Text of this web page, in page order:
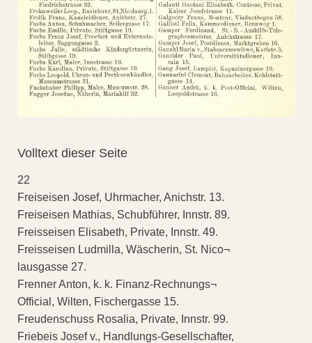
Volltext dieser Seite
22
Freiseisen Josef, Uhrmacher, Anichstr. 13.
Freiseisen Mathias, Schubführer, Innstr. 89.
Freisseisen Elisabeth, Private, Innstr. 49.
Freisseisen Ludmilla, Wäscherin, St. Nico¬
lausgasse 27.
Frenner Anton, k. k. Finanz-Rechnungs¬
Official, Wilten, Fischergasse 15.
Freudenschuss Rosalia, Private, Innstr. 99.
Friebeis Josef v., Handlungs-Gesellschafter,